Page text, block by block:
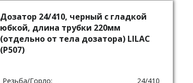
Дозатор 24/410, черный с гладкой
юбкой, длина трубки 220мм
(отдельно от тела дозатора) LILAC
(P507)
Резьба/Горло:
24/410